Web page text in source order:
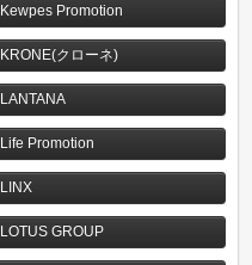
Kewpes Promotion
KRONE(クローネ)
LANTANA
Life Promotion
LINX
LOTUS GROUP